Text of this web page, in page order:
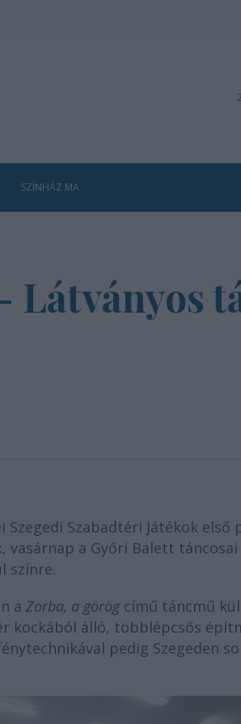
SZÍNHÁZ MA
Látványos
Szabadtéri Játékok első
a Győri Balett táncosai
színre.
a Zorba, a görögcímű táncmű
kockából álló, többlépcsős
pedig Szegeden